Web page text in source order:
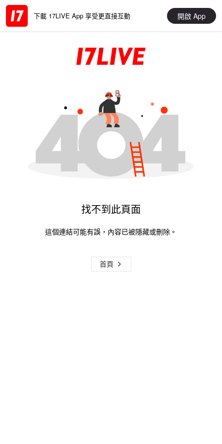
下載 17LIVE App 享受更直接互動 開啟 App
找不到此頁面
這個連結可能有誤，內容已被隱藏或刪除。
首頁